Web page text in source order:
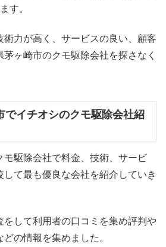
す。
術力が高く、サービスの良い、顧客
ヶ崎市のクモ駆除会社を探さなく
でイチオシのクモ駆除会社紹
モ駆除会社で料金、技術、サービ
して最も優良な会社を紹介していき
をして利用者の口コミを集め評判や
の情報を集めました。